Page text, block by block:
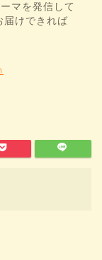
マを発信して
届けできれば